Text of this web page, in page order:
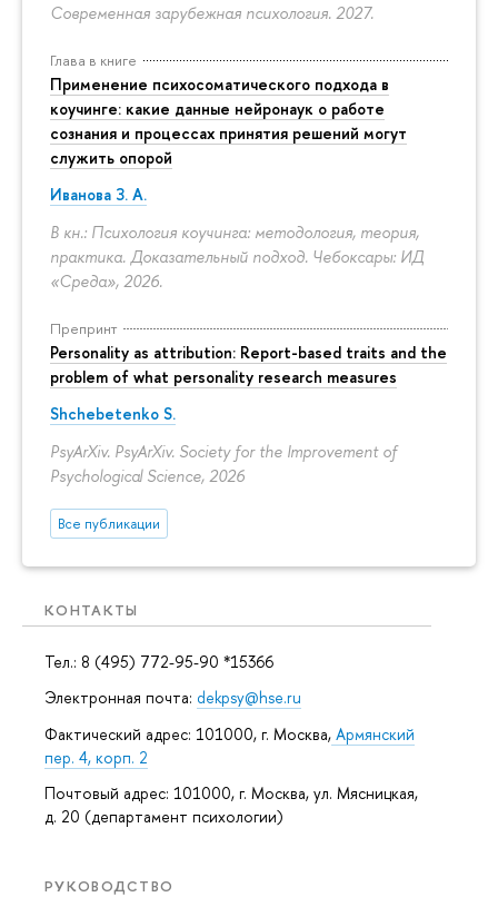
Современная зарубежная психология. 2027.
Глава в книге
Применение психосоматического подхода в
коучинге: какие данные нейронаук о работе
сознания и процессах принятия решений могут
служить опорой
Иванова З. А.
В кн.: Психология коучинга: методология, теория,
практика. Доказательный подход. Чебоксары: ИД
«Среда», 2026.
Препринт
Personality as attribution: Report-based traits and the
problem of what personality research measures
Shchebetenko S.
PsyArXiv. PsyArXiv. Society for the Improvement of
Psychological Science, 2026
Все публикации
КОНТАКТЫ
Тел.: 8 (495) 772-95-90 *15366
Электронная почта: dekpsy@hse.ru
Фактический адрес: 101000, г. Москва, Армянский
пер. 4, корп. 2
Почтовый адрес: 101000, г. Москва, ул. Мясницкая,
д. 20 (департамент психологии)
РУКОВОДСТВО